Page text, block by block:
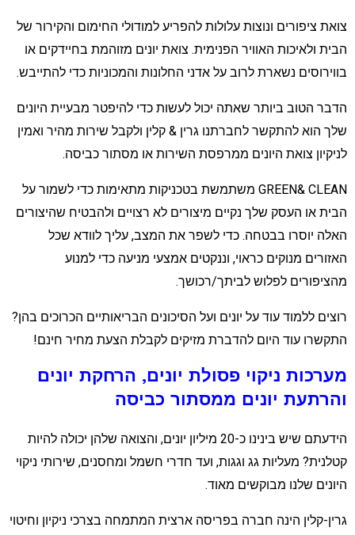
ציפורים ונוצות עלולות להפריע למודולי החימום והקירור של
ולאיכות האוויר הפנימית. צואת יונים מזוהמת בחיידקים או
נשארת לרוב על אדני החלונות והמכוניות כדי להתייבש.
הטוב ביותר שאתה יכול לעשות כדי להיפטר מבעיית היונים
הוא להתקשר לחברתנו גרין & קלין ולקבל שירות מהיר ואמין
צואת היונים ממרפסת השירות או מסתור כביסה.
GREEN& CLEAN משתמשת בטכניקות מתאימות כדי לשמור על
או העסק שלך נקיים מיצורים לא רצויים ולהבטיח שהיצורים
יוסרו בבטחה. כדי לשפר את המצב, עליך לוודא שכל
מנוקים כראוי, וננקטים אמצעי מניעה כדי למנוע
לפלוש לביתך/רכושך.
ללמוד עוד על יונים ועל הסיכונים הבריאותיים הכרוכים בהן?
עוד היום להדברת מזיקים לקבלת הצעת מחיר חינם!
ניקוי פסולת יונים, הרחקת יונים
יונים ממסתור כביסה
הידעתם שיש בינינו כ-20 מיליון יונים, והצואה שלהן יכולה להיות
מעליות גג וגגות, ועד חדרי חשמל ומחסנים, שירותי ניקוי
שלנו מבוקשים מאוד.
קלין הינה חברה בפריסה ארצית המתמחה בצרכי ניקיון וחיטוי